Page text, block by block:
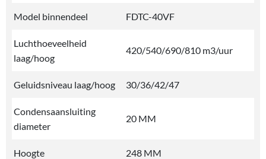
Model binnendeel FDTC-40VF
Luchthoeveelheid
laag/hoog
420/540/690/810 m3/uur
Geluidsniveau laag/hoog 30/36/42/47
Condensaansluiting
diameter
20 MM
Hoogte 248 MM